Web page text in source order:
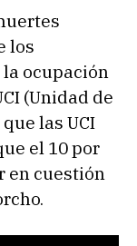
los
ocupación
(Unidad de
las UCI
el 10 por
en cuestión